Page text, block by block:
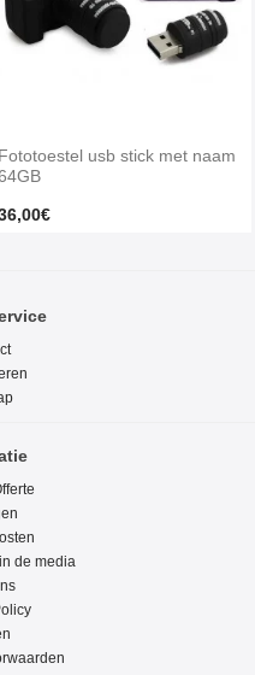
Fototoestel usb stick met naam
de media